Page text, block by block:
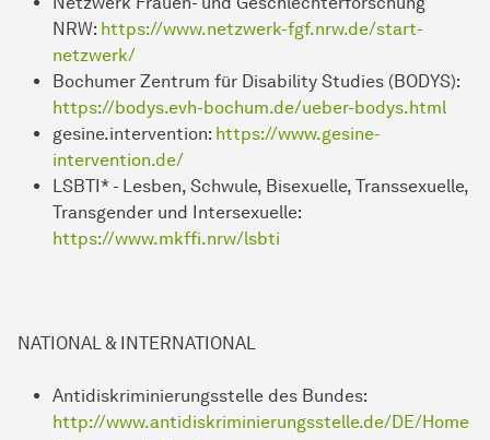
NRW: https://www.netzwerk-fgf.nrw.de/start-
netzwerk/
Bochumer Zentrum für Disability Studies (BODYS):
https://bodys.evh-bochum.de/ueber-bodys.html
gesine.intervention: https://www.gesine-
intervention.de/
LSBTI* - Lesben, Schwule, Bisexuelle, Transsexuelle,
Transgender und Intersexuelle:
https://www.mkffi.nrw/lsbti
NATIONAL & INTERNATIONAL
Antidiskriminierungsstelle des Bundes:
http://www.antidiskriminierungsstelle.de/DE/Home